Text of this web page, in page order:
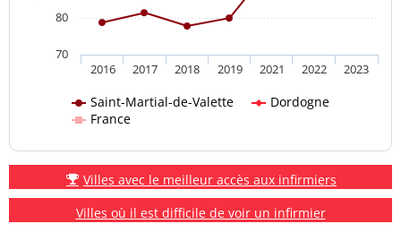
Saint-Martial-de-Valette
Dordogne
France
2016 2017 2018 2019 2021 2022 2023
70
80
Villes avec le meilleur accès aux infirmiers
Villes où il est difficile de voir un infirmier